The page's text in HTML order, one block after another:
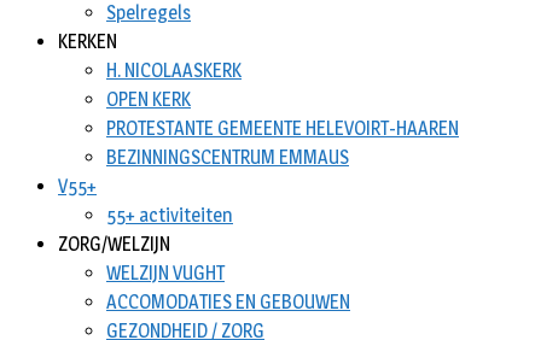
Spelregels
KERKEN
H. NICOLAASKERK
OPEN KERK
PROTESTANTE GEMEENTE HELEVOIRT-HAAREN
BEZINNINGSCENTRUM EMMAUS
V55+
55+ activiteiten
ZORG/WELZIJN
WELZIJN VUGHT
ACCOMODATIES EN GEBOUWEN
GEZONDHEID / ZORG